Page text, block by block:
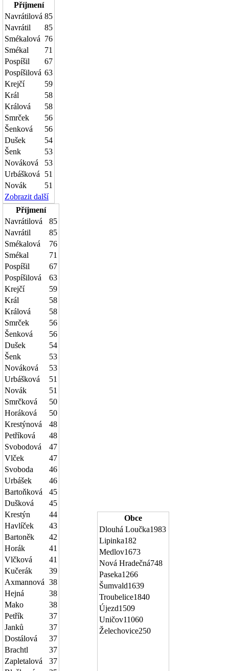
Příjmení
Navrátilová 85
Navrátil
85
Smékalová 76
Smékal
71
Pospíšil
67
Pospíšilová 63
Krejčí
59
Král
58
Králová
58
Smrček
56
Šenková
56
Dušek
54
Šenk
53
Nováková
53
Urbášková
51
Novák
51
Zobrazit další
Příjmení
Navrátilová
85
Navrátil
85
Smékalová
76
Smékal
71
Pospíšil
67
Pospíšilová
63
Krejčí
59
Král
58
Králová
58
Smrček
56
Šenková
56
Dušek
54
Šenk
53
Nováková
53
Urbášková
51
Novák
51
Smrčková
50
Horáková
50
Krestýnová
48
Petříková
48
Svobodová
47
Vlček
47
Svoboda
46
Urbášek
46
Bartoňková
45
Dušková
45
Krestýn
44
Havlíček
43
Bartoněk
42
Horák
41
Vlčková
41
Kučerák
39
Axmannová 38
Hejná
38
Mako
38
Petřík
37
Janků
37
Dostálová
37
Brachtl
37
Zapletalová
37
Obce
Dlouhá Loučka1983
Lipinka182
Medlov1673
Nová Hradečná748
Paseka1266
Šumvald1639
Troubelice1840
Újezd1509
Uničov11060
Želechovice250